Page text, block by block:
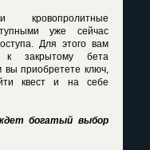
кровопролитные
уже сейчас
Для этого вам
к закрытому бета
приобретете ключ,
квест и на себе
богатый выбор